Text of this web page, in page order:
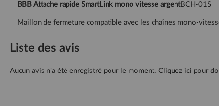
BBB Attache rapide SmartLink mono vitesse argentBCH-01S
Maillon de fermeture compatible avec les chaînes mono-
Liste des avis
Aucun avis n'a été enregistré pour le moment. Cliquez ici pour